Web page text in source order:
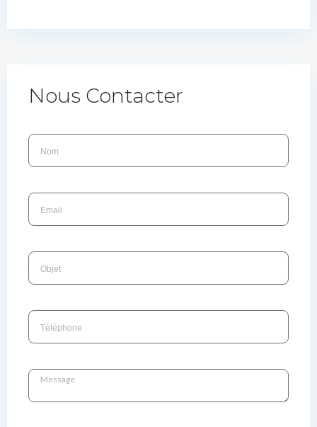
Nous Contacter